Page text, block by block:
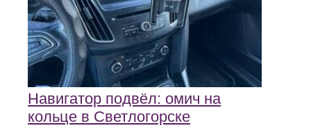
Навигатор подвёл: омич на
кольце в Светлогорске